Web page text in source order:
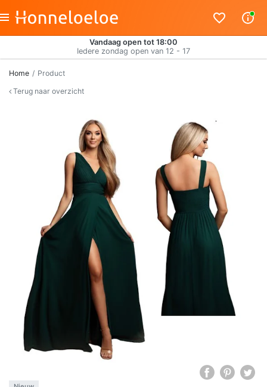
Vandaag open tot 18:00
Iedere zondag open van 12 - 17
Home
Product
Terug naar overzicht